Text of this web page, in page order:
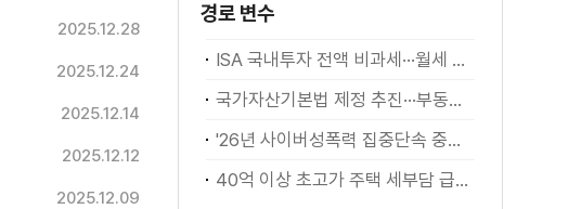
2025.12.28
2025.12.24
2025.12.14
2025.12.12
2025.12.09
경로 변수
ISA 국내투자 전액 비과세···월세 세액공제 확대
국가자산기본법 제정 추진···부동산·주식 등 통합 관리
'26년 사이버성폭력 집중단속 중간성과 발표···향후 추진계획은?
40억 이상 초고가 주택 세부담 급증···실수요자 보호 강화